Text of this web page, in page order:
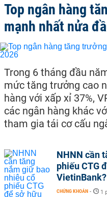
Top ngân hàng
mạnh nhất nửa
Trong 6 tháng đầu
mức tăng trưởng cao
hàng với xấp xỉ 37%,
các ngân hàng khác
tham gia tái cơ cấu
NHNN cần
phiếu CTG
VietinBank?
CHỨNG KHOÁN - 1